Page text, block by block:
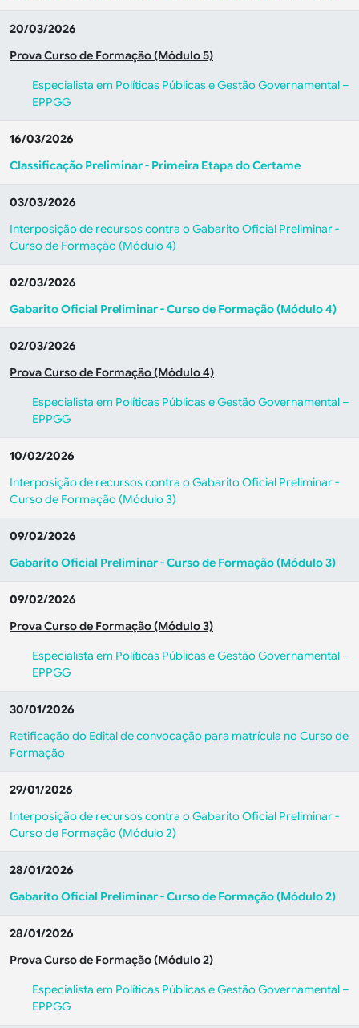
20/03/2026
Prova Curso de Formação (Módulo 5)
Especialista em Políticas Públicas e Gestão Governamental –
EPPGG
16/03/2026
Classificação Preliminar - Primeira Etapa do Certame
03/03/2026
Interposição de recursos contra o Gabarito Oficial Preliminar -
Curso de Formação (Módulo 4)
02/03/2026
Gabarito Oficial Preliminar - Curso de Formação (Módulo 4)
02/03/2026
Prova Curso de Formação (Módulo 4)
Especialista em Políticas Públicas e Gestão Governamental –
EPPGG
10/02/2026
Interposição de recursos contra o Gabarito Oficial Preliminar -
Curso de Formação (Módulo 3)
09/02/2026
Gabarito Oficial Preliminar - Curso de Formação (Módulo 3)
09/02/2026
Prova Curso de Formação (Módulo 3)
Especialista em Políticas Públicas e Gestão Governamental –
EPPGG
30/01/2026
Retificação do Edital de convocação para matrícula no Curso de
Formação
29/01/2026
Interposição de recursos contra o Gabarito Oficial Preliminar -
Curso de Formação (Módulo 2)
28/01/2026
Gabarito Oficial Preliminar - Curso de Formação (Módulo 2)
28/01/2026
Prova Curso de Formação (Módulo 2)
Especialista em Políticas Públicas e Gestão Governamental –
EPPGG